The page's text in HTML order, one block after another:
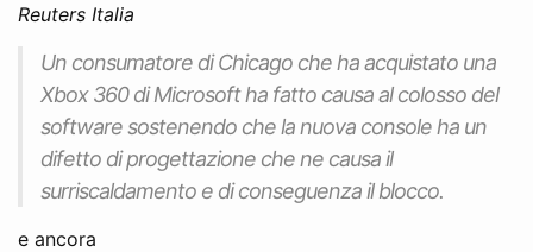
Reuters Italia
Un consumatore di Chicago che ha acquistato una
Xbox 360 di Microsoft ha fatto causa al colosso del
software sostenendo che la nuova console ha un
difetto di progettazione che ne causa il
surriscaldamento e di conseguenza il blocco.
e ancora